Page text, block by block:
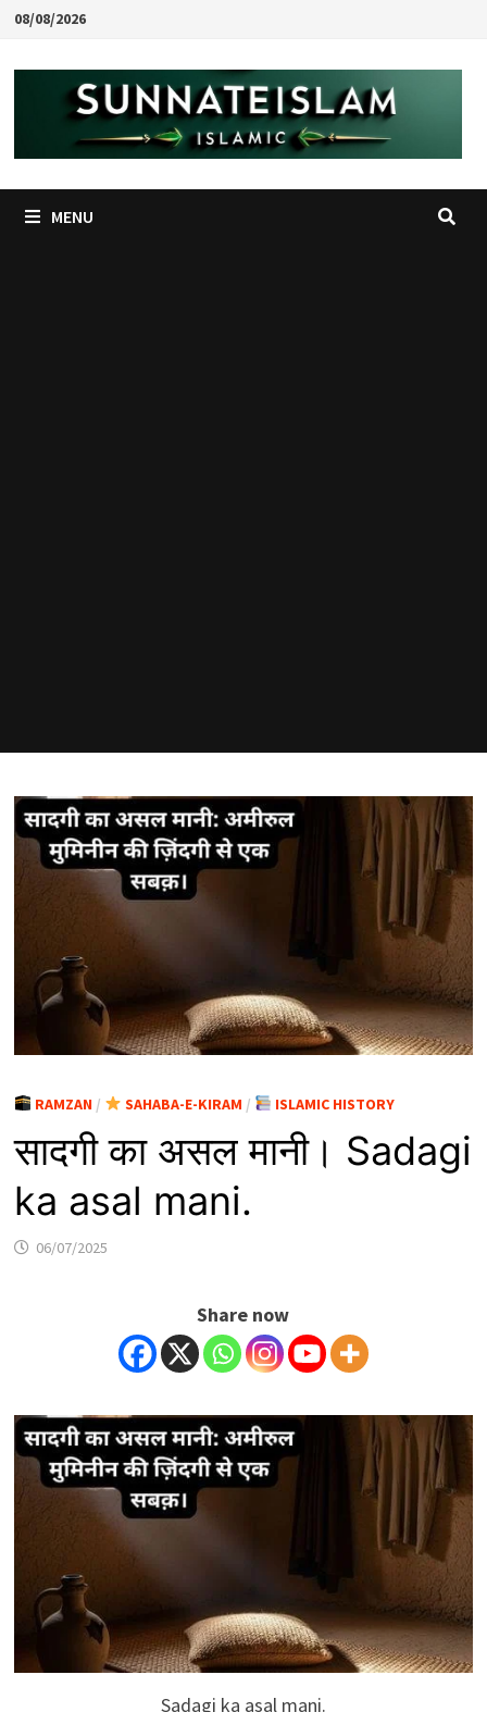
Skip
content
08/08/2026
MENU
RAMZAN/ SAHABA-E-KIRAM / ISLAMIC HISTORY
सादगी का असल मानी। Sadagi
ka asal mani.
06/07/2025
Share now
Sadagi ka asal mani.